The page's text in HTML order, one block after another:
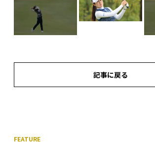
記事に戻る